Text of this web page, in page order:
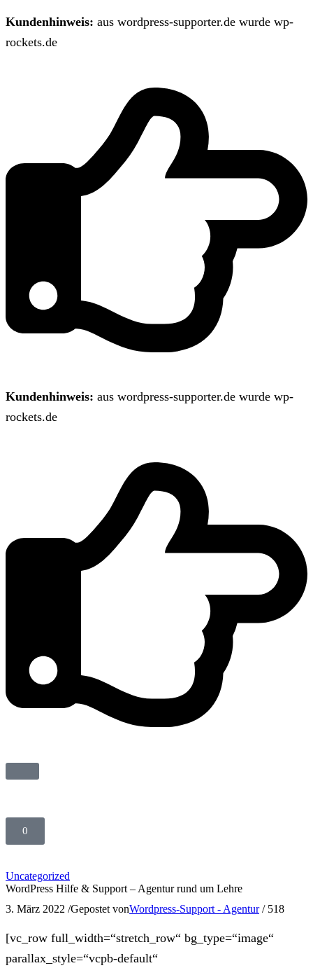
Kundenhinweis: aus wordpress-supporter.de wurde wp-
rockets.de
Kundenhinweis: aus wordpress-supporter.de wurde wp-
rockets.de
0
Uncategorized
WordPress Hilfe & Support – Agentur rund um Lehre
3. März 2022 /Gepostet vonWordpress-Support - Agentur / 518
[vc_row full_width=“stretch_row“ bg_type=“image“
parallax_style=“vcpb-default“